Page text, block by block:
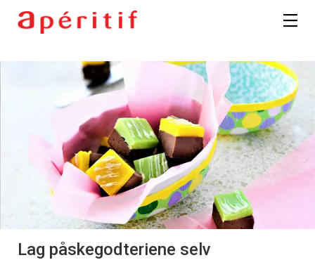
Registrer deg
Lag påskegodteriene selv